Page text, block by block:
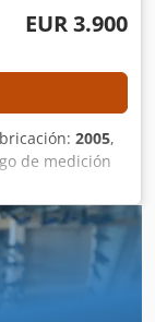
EUR 3.900
2005,
de medición
, Equipo
Nota: El
inspeccionó
posible. La
ser